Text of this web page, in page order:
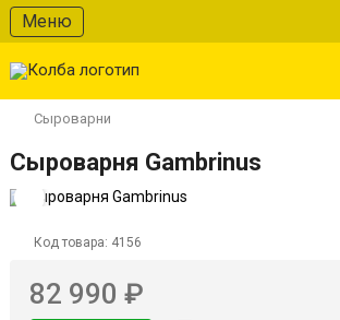
Меню
Сыроварни
Сыроварня Gambrinus
Код товара: 4156
82 990 ₽